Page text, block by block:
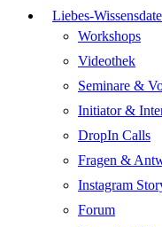
Liebes-
Workshops
Videothek
Seminare &
Initiator &
DropIn Calls
Fragen &
Instagram
Forum